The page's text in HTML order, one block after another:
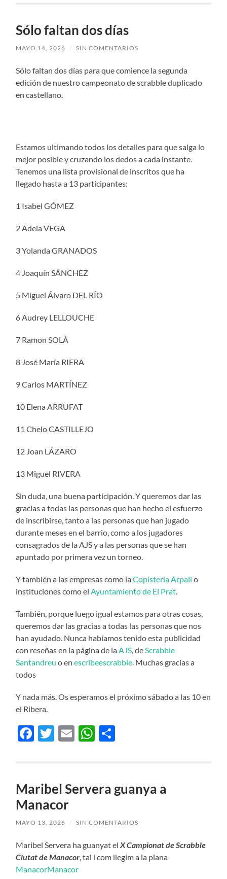
Sólo faltan dos días
MAYO 14, 2026 / SIN COMENTARIOS
Sólo faltan dos días para que comience la segunda
edición de nuestro campeonato de scrabble duplicado
en castellano.
Estamos ultimando todos los detalles para que salga lo
mejor posible y cruzando los dedos a cada instante.
Tenemos una lista provisional de inscritos que ha
llegado hasta a 13 participantes:
1 Isabel GÓMEZ
2 Adela VEGA
3 Yolanda GRANADOS
4 Joaquín SÁNCHEZ
5 Miguel Álvaro DEL RÍO
6 Audrey LELLOUCHE
7 Ramon SOLÀ
8 José María RIERA
9 Carlos MARTÍNEZ
10 Elena ARRUFAT
11 Chelo CASTILLEJO
12 Joan LÁZARO
13 Miguel RIVERA
Sin duda, una buena participación. Y queremos dar las
gracias a todas las personas que han hecho el esfuerzo
de inscribirse, tanto a las personas que han jugado
durante meses en el barrio, como a los jugadores
consagrados de la AJS y a las personas que se han
apuntado por primera vez un torneo.
Y también a las empresas como laCopisteria Arpalio
instituciones como elAyuntamiento de El Prat.
También, porque luego igual estamos para otras cosas,
queremos dar las gracias a todas las personas que nos
han ayudado. Nunca habíamos tenido esta publicidad
con reseñas en la página de laAJS, deScrabble
Santandreuo enescribeescrabble. Muchas gracias a
todos
Y nada más. Os esperamos el próximo sábado a las 10 en
el Ribera.
Facebook
Twitter
EmailWhatsApp
Maribel Servera guanya a
Manacor
MAYO 13, 2026 / SIN COMENTARIOS
Maribel Servera ha guanyat elX Campionat de Scrabble
Ciutat de Manacor, tal i com llegim a la plana
ManacorManacor